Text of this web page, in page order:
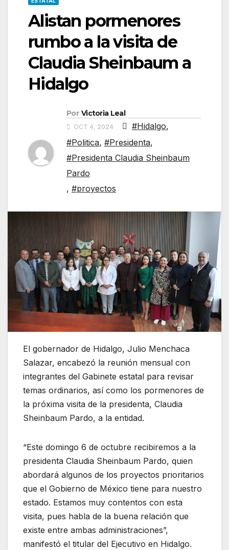
Alistan pormenores
rumbo a la visita de
Claudia Sheinbaum a
Hidalgo
Por Victoria Leal
OCT 4, 2024 #Hidalgo,
#Politica, #Presidenta,
#Presidenta Claudia Sheinbaum
Pardo
, #proyectos
El gobernador de Hidalgo, Julio Menchaca
Salazar, encabezó la reunión mensual con
integrantes del Gabinete estatal para revisar
temas ordinarios, así como los pormenores de
la próxima visita de la presidenta, Claudia
Sheinbaum Pardo, a la entidad.
“Este domingo 6 de octubre recibiremos a la
presidenta Claudia Sheinbaum Pardo, quien
abordará algunos de los proyectos prioritarios
que el Gobierno de México tiene para nuestro
estado. Estamos muy contentos con esta
visita, pues habla de la buena relación que
existe entre ambas administraciones”,
manifestó el titular del Ejecutivo en Hidalgo.